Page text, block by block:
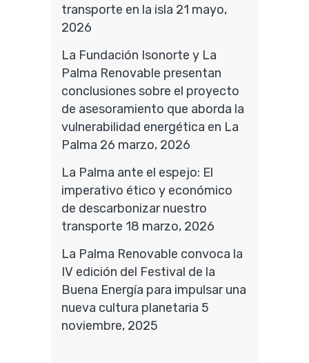
transporte en la isla 21 mayo,
2026
La Fundación Isonorte y La
Palma Renovable presentan
conclusiones sobre el proyecto
de asesoramiento que aborda la
vulnerabilidad energética en La
Palma 26 marzo, 2026
La Palma ante el espejo: El
imperativo ético y económico
de descarbonizar nuestro
transporte 18 marzo, 2026
La Palma Renovable convoca la
IV edición del Festival de la
Buena Energía para impulsar una
nueva cultura planetaria 5
noviembre, 2025